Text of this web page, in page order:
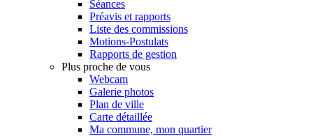
Séances
Préavis et rapports
Liste des commissions
Motions-Postulats
Rapports de gestion
Plus proche de vous
Webcam
Galerie photos
Plan de ville
Carte détaillée
Ma commune, mon quartier